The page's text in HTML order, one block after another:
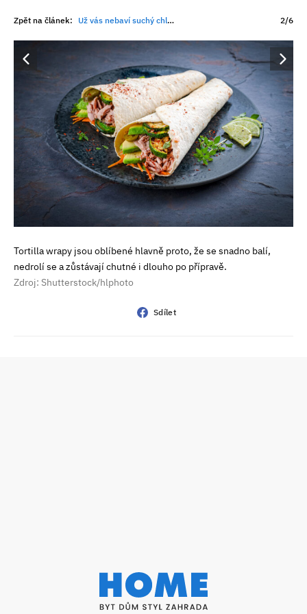
Zpět na článek: Už vás nebaví suchý chleba a řízek? Tyhle svačiny na výlet chutnají skvěle i po hodinách v batohu 2/6
Tortilla wrapy jsou oblíbené hlavně proto, že se snadno balí,
nedrolí se a zůstávají chutné i dlouho po přípravě.
Zdroj: Shutterstock/hlphoto
Sdílet